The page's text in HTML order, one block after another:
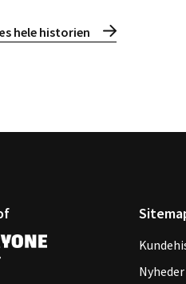
hele historien
Nyheder